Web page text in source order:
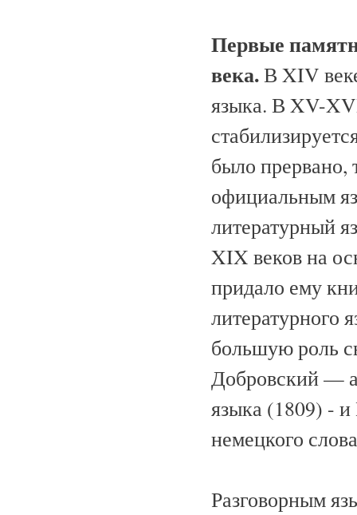
Первые
века.В XIV
языка. В XV-
было прервано,
официальным
литературный
XIX веков на
придало ему
большую роль
Добровский —
языка (1809) -
немецкого
Разговорным